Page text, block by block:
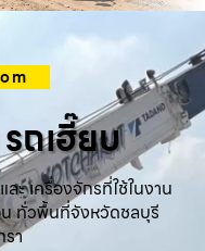
ถเฮี๊ยบ
ละ เครื่องจักรที่ใช้ในงาน
ทั่วพื้นที่จังหวัดชลบุรี
รา